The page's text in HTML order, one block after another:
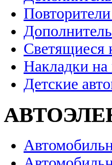
Светящиеся
Накладки на
Детские